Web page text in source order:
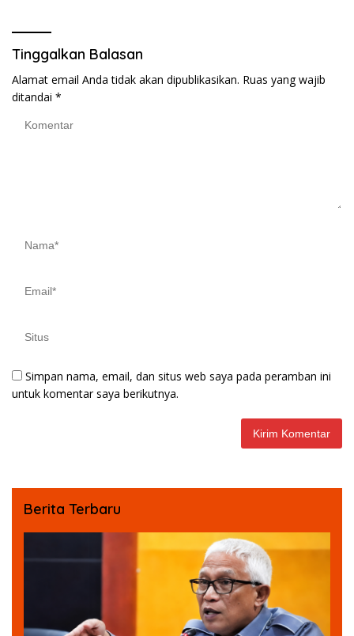
Tinggalkan Balasan
Alamat email Anda tidak akan dipublikasikan. Ruas yang wajib
ditandai *
Simpan nama, email, dan situs web saya pada peramban ini
untuk komentar saya berikutnya.
Berita Terbaru